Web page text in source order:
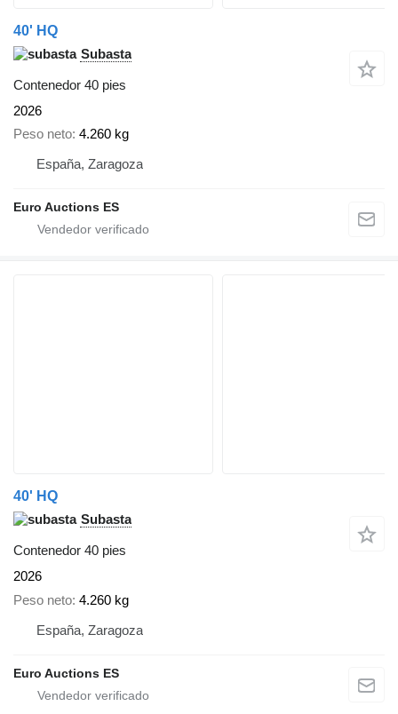
40' HQ
Subasta
Contenedor 40 pies
2026
Peso neto 4.260 kg
España, Zaragoza
Euro Auctions ES
40' HQ
Subasta
Contenedor 40 pies
2026
Peso neto 4.260 kg
España, Zaragoza
Euro Auctions ES